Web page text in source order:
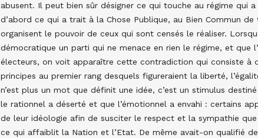
abusent. Il peut bien sûr désigner ce qui touche au régime qui
d’abord ce qui a trait à la Chose Publique, au Bien Commun
organisent le pouvoir de ceux qui sont censés le réaliser.
démocratique un parti qui ne menace en rien le régime, et que
électeurs, on voit apparaître cette contradiction qui consiste à
principes au premier rang desquels figureraient la liberté,
n’est plus un mot que définit une idée, c’est un stimulus
le rationnel a déserté et que l’émotionnel a envahi : certains
de leur idéologie afin de susciter le respect et la sympathie que
ce qui affaiblit la Nation et l’Etat. De même avait-on qualifié